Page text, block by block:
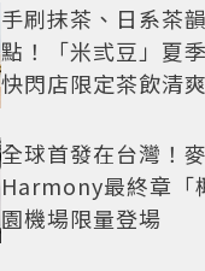
手刷抹茶、日系茶
點！「米弎豆」夏
快閃店限定茶飲清
全球首發在台灣！
Harmony最終章「
園機場限量登場